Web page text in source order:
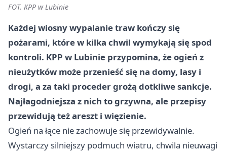
FOT. KPP w Lubinie
Każdej wiosny wypalanie traw kończy się
pożarami, które w kilka chwil wymykają się spod
kontroli. KPP w Lubinie przypomina, że ogień z
nieużytków może przenieść się na domy, lasy i
drogi, a za taki proceder grożą dotkliwe sankcje.
Najłagodniejsza z nich to grzywna, ale przepisy
przewidują też areszt i więzienie.
Ogień na łące nie zachowuje się przewidywalnie.
Wystarczy silniejszy podmuch wiatru, chwila nieuwagi